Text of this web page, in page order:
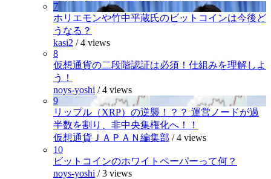
7
ホリエモンや竹中平蔵氏のビットコインは今後ど
うなる？
kasi2 /4 views
8
仮想通貨の二段階認証は必須！仕組みを理解しよ
う！
noys-yoshi /4 views
9
リップル（XRP）の逆襲！？？ 運営ノードが過
半数を割り、非中央集権化へ！！
仮想通貨ＪＡＰＡＮ編集部 /4 views
10
ビットコインのホワイトペーパーって何？
noys-yoshi /3 views